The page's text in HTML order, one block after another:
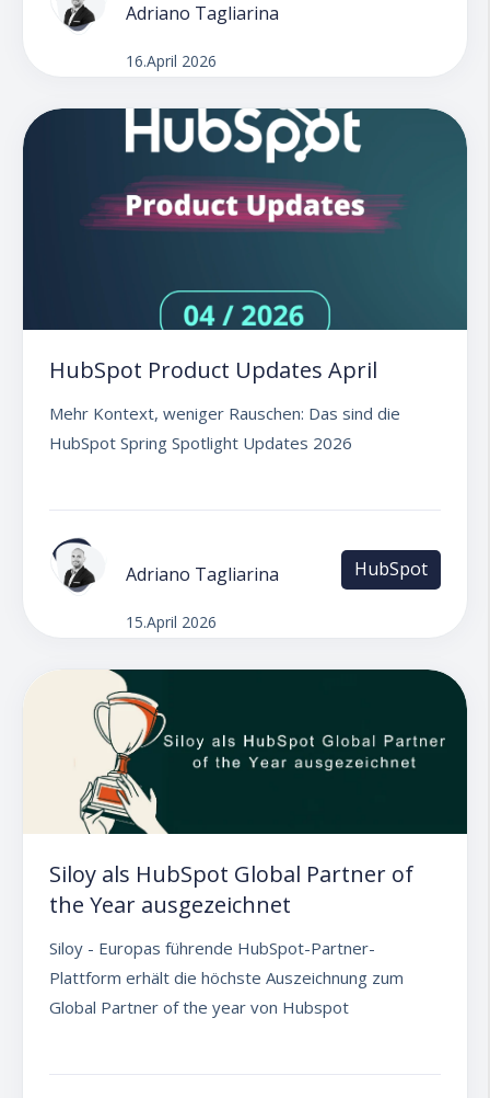
Adriano Tagliarina
16.April 2026
HubSpot Product Updates April
Mehr Kontext, weniger Rauschen: Das sind die
HubSpot Spring Spotlight Updates 2026
Adriano Tagliarina
15.April 2026
HubSpot
Siloy als HubSpot Global Partner of
the Year ausgezeichnet
Siloy - Europas führende HubSpot-Partner-
Plattform erhält die höchste Auszeichnung zum
Global Partner of the year von Hubspot